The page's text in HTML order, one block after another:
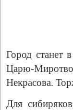
Город станет
Царю-
Некрасова.
Для